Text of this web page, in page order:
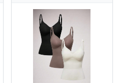
S06__XS